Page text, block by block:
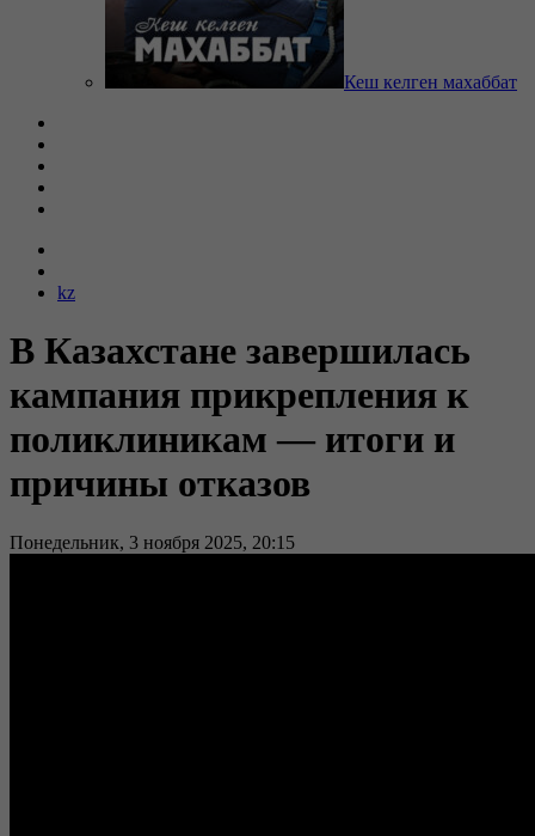
Кеш келген махаббат
kz
В Казахстане завершилась
кампания прикрепления к
поликлиникам — итоги и
причины отказов
Понедельник, 3 ноября 2025, 20:15